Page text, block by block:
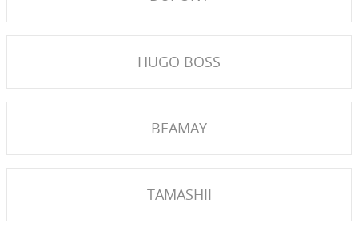
HUGO BOSS
BEAMAY
TAMASHII